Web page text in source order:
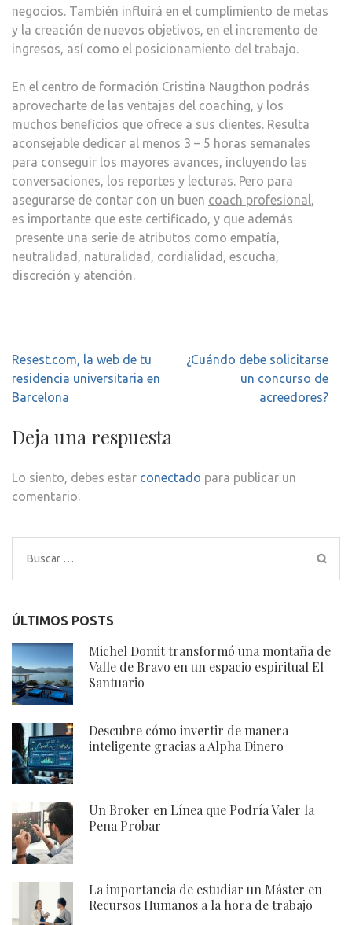
negocios. También influirá en el cumplimiento de metas
y la creación de nuevos objetivos, en el incremento de
ingresos, así como el posicionamiento del trabajo.
En el centro de formación Cristina Naugthon podrás
aprovecharte de las ventajas del coaching, y los
muchos beneficios que ofrece a sus clientes. Resulta
aconsejable dedicar al menos 3 – 5 horas semanales
para conseguir los mayores avances, incluyendo las
conversaciones, los reportes y lecturas. Pero para
asegurarse de contar con un buen coach profesional,
es importante que este certificado, y que además
presente una serie de atributos como empatía,
neutralidad, naturalidad, cordialidad, escucha,
discreción y atención.
Navegación
de
entradas
Resest.com, la web de tu
residencia universitaria en
Barcelona
¿Cuándo debe solicitarse
un concurso de
acreedores?
Deja una respuesta
Lo siento, debes estar conectado para publicar un
comentario.
Buscar:
ÚLTIMOS POSTS
Michel Domit transformó una montaña de
Valle de Bravo en un espacio espiritual El
Santuario
Descubre cómo invertir de manera
inteligente gracias a Alpha Dinero
Un Broker en Línea que Podría Valer la
Pena Probar
La importancia de estudiar un Máster en
Recursos Humanos a la hora de trabajo